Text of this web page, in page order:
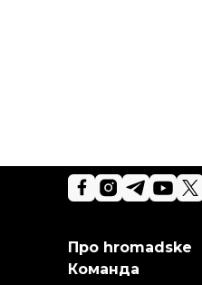
Про hromadske
Команда